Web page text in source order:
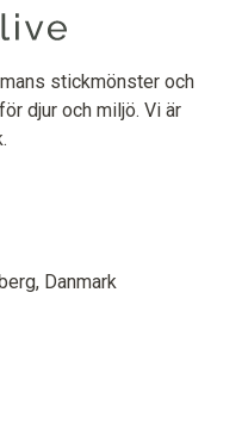
stickmönster och
djur och miljö. Vi är
Danmark